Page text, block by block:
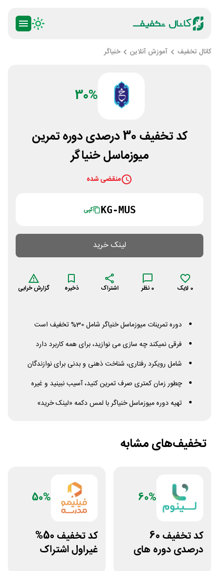
کانال تخفیف آموزش آنلاین خنیاگر
30%
کد تخفیف 30 درصدی دوره تمرین
میوزماسل خنیاگر
منقضی شده
KG-MUS کپی
لینک خرید
0 لایک 0 نظر اشتراک ذخیره گزارش خرابی
دوره تمرینات میوزماسل خنیاگر شامل 30% تخفیف است
فرقی نمیکند چه سازی می نوازید، برای همه کاربرد دارد
شامل رویکرد رفتاری، شناخت ذهنی و بدنی برای نوازندگان
چطور زمان کمتری صرف تمرین کنید، آسیب نبینید و غیره
تهیه دوره میوزماسل خنیاگر با لمس دکمه «لینک خرید»
تخفیف‌های مشابه
60%
کد تخفیف 60
درصدی دوره های
50%
کد تخفیف 50%
غیراول اشتراک